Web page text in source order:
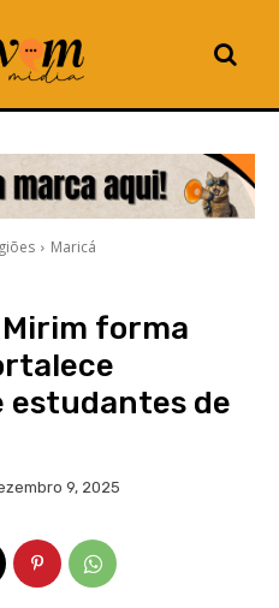
Maricá
forma
estudantes de
9, 2025